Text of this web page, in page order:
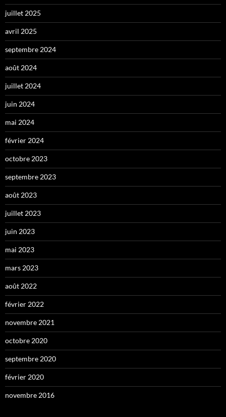
juillet 2025
avril 2025
septembre 2024
août 2024
juillet 2024
juin 2024
mai 2024
février 2024
octobre 2023
septembre 2023
août 2023
juillet 2023
juin 2023
mai 2023
mars 2023
août 2022
février 2022
novembre 2021
octobre 2020
septembre 2020
février 2020
novembre 2016